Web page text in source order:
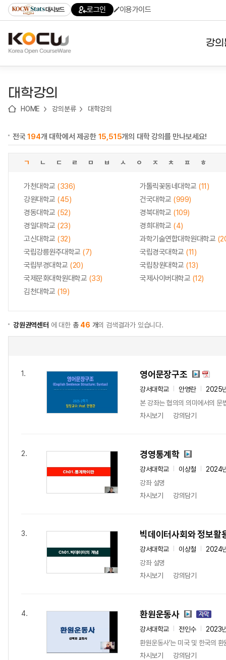
기
기
기
content)
가
대시보드 로그인 이용가이드
강
대학강의
HOME 강의분류 대학강의
전국194개 대학에서 제공한 15,515개의 대학 강의를 만나보세요!
ㄱ ㄴ ㄷ ㄹ ㅁ ㅂ ㅅ ㅇ ㅈ ㅊ ㅍ ㅎ
가천대학교 (336) 가톨릭꽃동네대학교 (11)
강원대학교 (45) 건국대학교 (999)
경동대학교 (52) 경북대학교 (109)
경일대학교 (23) 경희대학교 (4)
고신대학교 (32) 과학기술연합대학원대학교
국립강릉원주대학교 (7) 국립경국대학교 (11)
국립부경대학교 (20) 국립창원대학교 (13)
국제문화대학원대학교 (33) 국제사이버대학교 (12)
김천대학교 (19)
강원권역센터 에 대한총 46 개의 검색결과가 있습니다.
1. 영어문장구조
강서대학교 안영란
2025
본 강좌는 협의의 의미에서의
차시보기
강의담기
2. 경영통계학
강서대학교 이상철
2024
강좌 설명
차시보기
강의담기
3. 빅데이터사회와 정보활
강서대학교 이상철
2024
강좌 설명
차시보기
강의담기
4. 환원운동사
강서대학교 전인수
2023
환원운동사’는 미국 및 한국의
차시보기
강의담기